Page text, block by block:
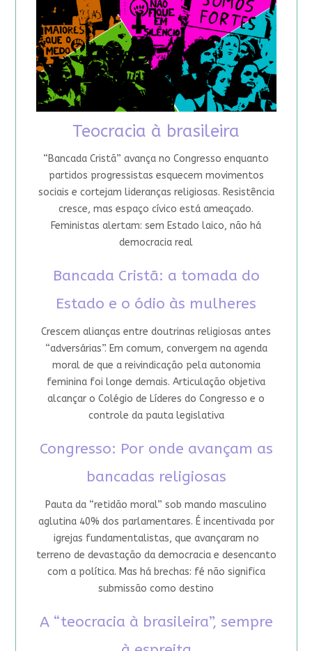
Teocracia à brasileira
“Bancada Cristã” avança no Congresso enquanto
partidos progressistas esquecem movimentos
sociais e cortejam lideranças religiosas. Resistência
cresce, mas espaço cívico está ameaçado.
Feministas alertam: sem Estado laico, não há
democracia real
Bancada Cristã: a tomada do
Estado e o ódio às mulheres
Crescem alianças entre doutrinas religiosas antes
“adversárias”. Em comum, convergem na agenda
moral de que a reivindicação pela autonomia
feminina foi longe demais. Articulação objetiva
alcançar o Colégio de Líderes do Congresso e o
controle da pauta legislativa
Congresso: Por onde avançam as
bancadas religiosas
Pauta da “retidão moral” sob mando masculino
aglutina 40% dos parlamentares. É incentivada por
igrejas fundamentalistas, que avançaram no
terreno de devastação da democracia e desencanto
com a política. Mas há brechas: fé não significa
submissão como destino
A “teocracia à brasileira”, sempre